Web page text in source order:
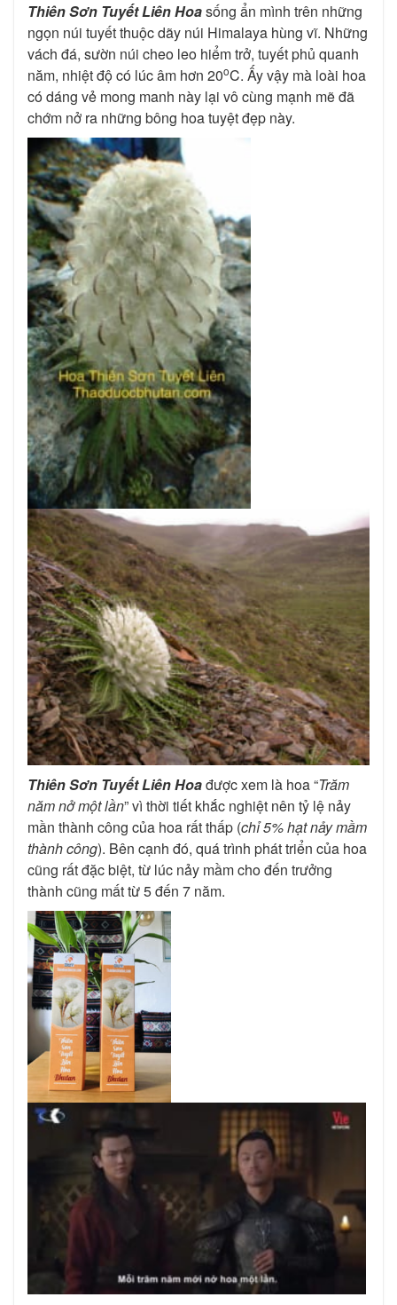
Thiên Sơn Tuyết Liên Hoasống ẩn mình trên những
ngọn núi tuyết thuộc dãy núi Himalaya hùng vĩ. Những
vách đá, sườn núi cheo leo hiểm trở, tuyết phủ quanh
năm, nhiệt độ có lúc âm hơn 20oC. Ấy vậy mà loài hoa
có dáng vẻ mong manh này lại vô cùng mạnh mẽ đã
chớm nở ra những bông hoa tuyệt đẹp này.
Thiên Sơn Tuyết Liên Hoađược xem là hoa “Trăm
năm nở một lần” vì thời tiết khắc nghiệt nên tỷ lệ nảy
mần thành công của hoa rất thấp (chỉ 5% hạt nảy mầm
thành công). Bên cạnh đó, quá trình phát triển của hoa
cũng rất đặc biệt, từ lúc nảy mầm cho đến trưởng
thành cũng mất từ 5 đến 7 năm.